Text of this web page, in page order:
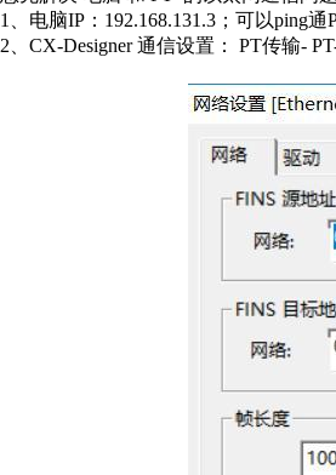
1、电脑IP：192.168.131.3；可以ping通
2、CX-Designer 通信设置： PT传输-